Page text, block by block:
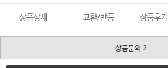
상품상세 교환/반품 상품후기
상품문의 2